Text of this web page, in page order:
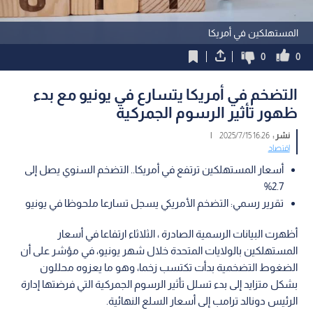
المستهلكين في أمريكا
0
0
التضخم في أمريكا يتسارع في يونيو مع بدء
ظهور تأثير الرسوم الجمركية
نشر :16:26 2025/7/15
|
اقتصاد
أسعار المستهلكين ترتفع في أمريكا.. التضخم السنوي يصل إلى
2.7%
تقرير رسمي: التضخم الأمريكي يسجل تسارعا ملحوظا في يونيو
أظهرت البيانات الرسمية الصادرة ، الثلاثاء ارتفاعا في أسعار
المستهلكين بالولايات المتحدة خلال شهر يونيو، في مؤشر على أن
الضغوط التضخمية بدأت تكتسب زخما، وهو ما يعزوه محللون
بشكل متزايد إلى بدء تسلل تأثير الرسوم الجمركية التي فرضتها إدارة
الرئيس دونالد ترامب إلى أسعار السلع النهائية.